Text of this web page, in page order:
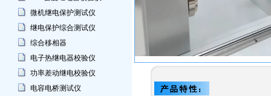
微机继电保护测试仪
继电保护综合测试仪
综合移相器
电子热继电器校验仪
功率差动继电校验仪
电容电桥测试仪